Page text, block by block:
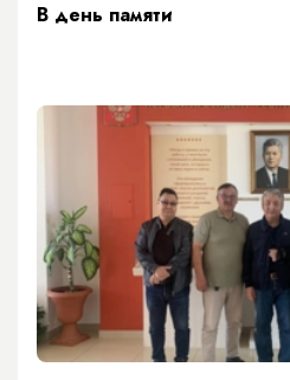
​В день памяти